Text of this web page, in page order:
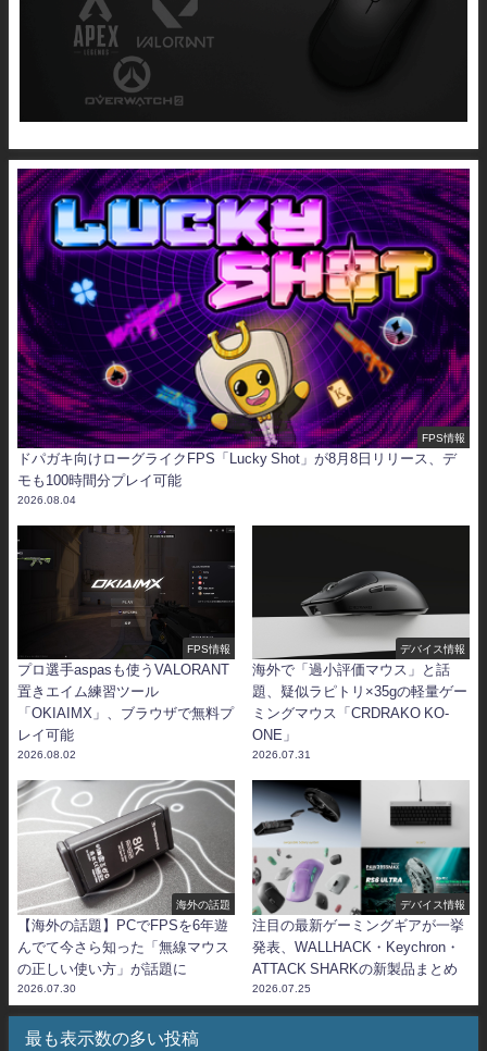
FPS情報
ドパガキ向けローグライクFPS「Lucky Shot」が8月8日リリース、デ
モも100時間分プレイ可能
2026.08.04
FPS情報
プロ選手aspasも使うVALORANT
置きエイム練習ツール
「OKIAIMX」、ブラウザで無料プ
レイ可能
2026.08.02
デバイス情報
海外で「過小評価マウス」と話
題、疑似ラピトリ×35gの軽量ゲー
ミングマウス「CRDRAKO KO-
ONE」
2026.07.31
海外の話題
【海外の話題】PCでFPSを6年遊
んでて今さら知った「無線マウス
の正しい使い方」が話題に
2026.07.30
デバイス情報
注目の最新ゲーミングギアが一挙
発表、WALLHACK・Keychron・
ATTACK SHARKの新製品まとめ
2026.07.25
最も表示数の多い投稿